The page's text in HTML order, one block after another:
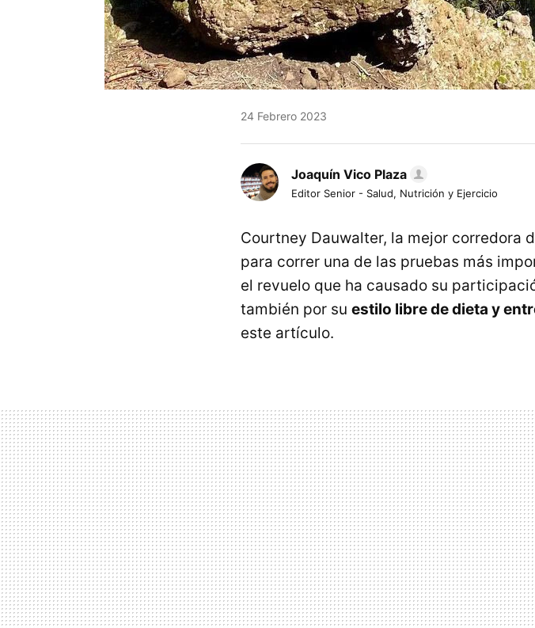
24 Febrero 2023
Joaquín Vico Plaza
Editor Senior - Salud, Nutrición y Ejercicio
Courtney Dauwalter, la mejor corredora
para correr una de las pruebas más
el revuelo que ha causado su
también por su estilo libre de dieta y
este artículo.